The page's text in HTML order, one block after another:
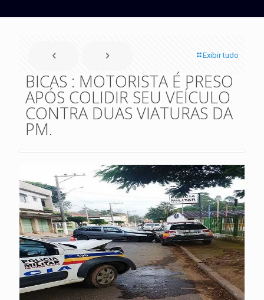
Exibir tudo
BICAS : MOTORISTA É PRESO
APÓS COLIDIR SEU VEÍCULO
CONTRA DUAS VIATURAS DA
PM.